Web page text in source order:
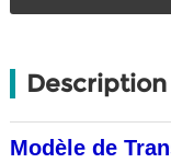
Description
Modèle de